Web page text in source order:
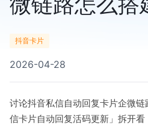
抖音卡片
2026-04-28
讨论抖音私信自动回复卡片企微
信卡片自动回复活码更新」拆开